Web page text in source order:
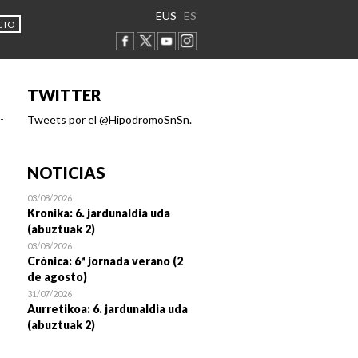
EUS ES
TWITTER
Tweets por el @HipodromoSnSn.
NOTICIAS
03/08/2026
Kronika: 6. jardunaldia uda
(abuztuak 2)
03/08/2026
Crónica: 6ª jornada verano (2
de agosto)
31/07/2026
Aurretikoa: 6. jardunaldia uda
(abuztuak 2)